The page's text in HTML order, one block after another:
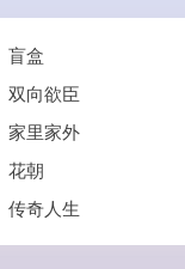
盲盒
双向欲臣
家里家外
花朝
传奇人生